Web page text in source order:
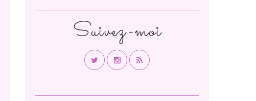
Suivez-moi